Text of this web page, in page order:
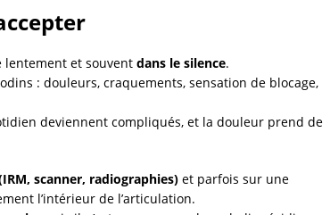
lentement et souvent dans le silence.
: douleurs, craquements, sensation de blocage,
deviennent compliqués, et la douleur prend de
scanner, radiographies) et parfois sur une
l’intérieur de l’articulation.